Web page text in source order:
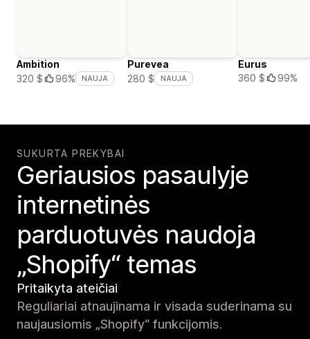
Ambition
320 $
96% NAUJA
Purevea
280 $
NAUJA
Eurus
360 $
99%
SUKURTA PREKYBAI
Geriausios pasaulyje
internetinės
parduotuvės naudoja
„Shopify“ temas
Pritaikyta ateičiai
Reguliariai atnaujinama ir visada suderinama su
naujausiomis „Shopify“ funkcijomis.